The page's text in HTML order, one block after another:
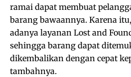
ramai dapat membuat
barang bawaannya. Karena
adanya layanan Lost and
sehingga barang dapat
dikembalikan dengan cepat
tambahnya.